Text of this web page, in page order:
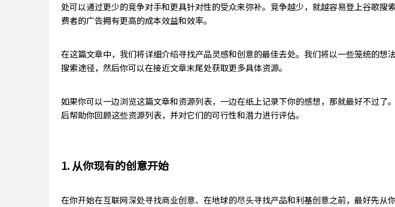
处可以通过更少的竞争对手和更具针对性的受众来弥补。竞争越少，就越容易登上谷歌搜
费者的广告拥有更高的成本效益和效率。
在这篇文章中，我们将详细介绍寻找产品灵感和创意的最佳去处。我们将以一些笼统的想
搜索途径，然后你可以在接近文章末尾处获取更多具体资源。
如果你可以一边浏览这篇文章和资源列表，一边在纸上记录下你的感想，那就最好不过了
后帮助你回顾这些资源列表，并对它们的可行性和潜力进行评估。
1. 从你现有的创意开始
在你开始在互联网深处寻找商业创意、在地球的尽头寻找产品和利基创意之前，最好先从